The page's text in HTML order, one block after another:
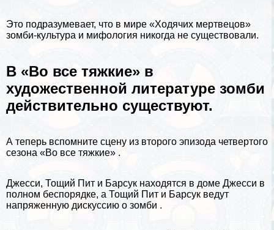
Это подразумевает, что в мире «Ходячих мертвецов»
зомби-культура и мифология никогда не существовали.
В «Во все тяжкие» в
художественной литературе зомби
действительно существуют.
А теперь вспомните сцену из второго эпизода четвертого
сезона «Во все тяжкие» .
Джесси, Тощий Пит и Барсук находятся в доме Джесси в
полном беспорядке, а Тощий Пит и Барсук ведут
напряженную дискуссию о зомби .